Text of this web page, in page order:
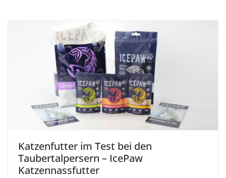
Katzenfutter im Test bei den
Taubertalpersern – IcePaw
Katzennassfutter